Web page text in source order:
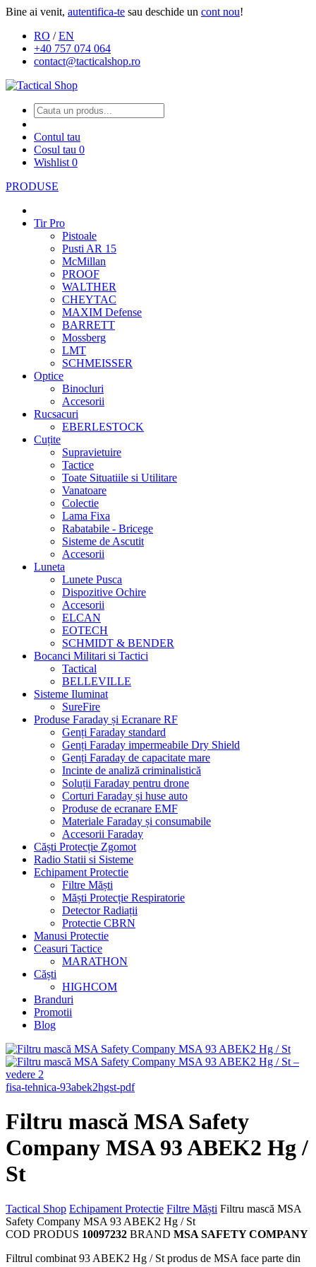
Bine ai venit, autentifica-te sau deschide un cont nou!
RO /EN
+40 757 074 064
contact@tacticalshop.ro
Contul tau
Cosul tau 0
Wishlist 0
PRODUSE
Tir Pro
Pistoale
Pusti AR 15
McMillan
PROOF
WALTHER
CHEYTAC
MAXIM Defense
BARRETT
Mossberg
LMT
SCHMEISSER
Optice
Binocluri
Accesorii
Rucsacuri
EBERLESTOCK
Cuțite
Supravietuire
Tactice
Toate Situatiile si Utilitare
Vanatoare
Colectie
Lama Fixa
Rabatabile - Bricege
Sisteme de Ascutit
Accesorii
Luneta
Lunete Pusca
Dispozitive Ochire
Accesorii
ELCAN
EOTECH
SCHMIDT & BENDER
Bocanci Militari si Tactici
Tactical
BELLEVILLE
Sisteme Iluminat
SureFire
Produse Faraday și Ecranare RF
Genți Faraday standard
Genți Faraday impermeabile Dry Shield
Genți Faraday de capacitate mare
Incinte de analiză criminalistică
Soluții Faraday pentru drone
Corturi Faraday și huse auto
Produse de ecranare EMF
Materiale Faraday și consumabile
Accesorii Faraday
Căști Protecție Zgomot
Radio Statii si Sisteme
Echipament Protectie
Filtre Măști
Măști Protecție Respiratorie
Detector Radiații
Protectie CBRN
Manusi Protectie
Ceasuri Tactice
MARATHON
Căști
HIGHCOM
Branduri
Promotii
Blog
fisa-tehnica-93abek2hgst-pdf
Filtru mască MSA Safety
Company MSA 93 ABEK2 Hg /
St
Tactical Shop Echipament Protectie Filtre Măști Filtru mască MSA
Safety Company MSA 93 ABEK2 Hg / St
COD PRODUS 10097232 BRAND MSA SAFETY COMPANY
Filtrul combinat 93 ABEK2 Hg / St produs de MSA face parte din